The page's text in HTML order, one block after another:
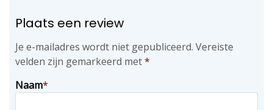
Plaats een review
Je e-mailadres wordt niet gepubliceerd. Vereiste
velden zijn gemarkeerd met*
Naam*